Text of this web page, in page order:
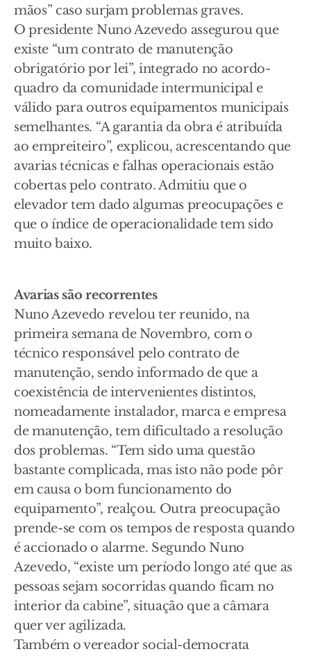
mãos” caso surjam problemas graves.
O presidente Nuno Azevedo assegurou que
existe “um contrato de manutenção
obrigatório por lei”, integrado no acordo-
quadro da comunidade intermunicipal e
válido para outros equipamentos municipais
semelhantes. “A garantia da obra é atribuída
ao empreiteiro”, explicou, acrescentando que
avarias técnicas e falhas operacionais estão
cobertas pelo contrato. Admitiu que o
elevador tem dado algumas preocupações e
que o índice de operacionalidade tem sido
muito baixo.
Avarias são recorrentes
Nuno Azevedo revelou ter reunido, na
primeira semana de Novembro, com o
técnico responsável pelo contrato de
manutenção, sendo informado de que a
coexistência de intervenientes distintos,
nomeadamente instalador, marca e empresa
de manutenção, tem dificultado a resolução
dos problemas. “Tem sido uma questão
bastante complicada, mas isto não pode pôr
em causa o bom funcionamento do
equipamento”, realçou. Outra preocupação
prende-se com os tempos de resposta quando
é accionado o alarme. Segundo Nuno
Azevedo, “existe um período longo até que as
pessoas sejam socorridas quando ficam no
interior da cabine”, situação que a câmara
quer ver agilizada.
Também o vereador social-democrata